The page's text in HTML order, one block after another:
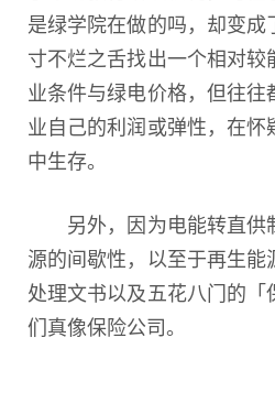
是绿学院在做的吗，却变
寸不烂之舌找出一个相对
业条件与绿电价格，但往
业自己的利润或弹性，在
中生存。
另外，因为电能转直供
源的间歇性，以至于再生
处理文书以及五花八门的
们真像保险公司。